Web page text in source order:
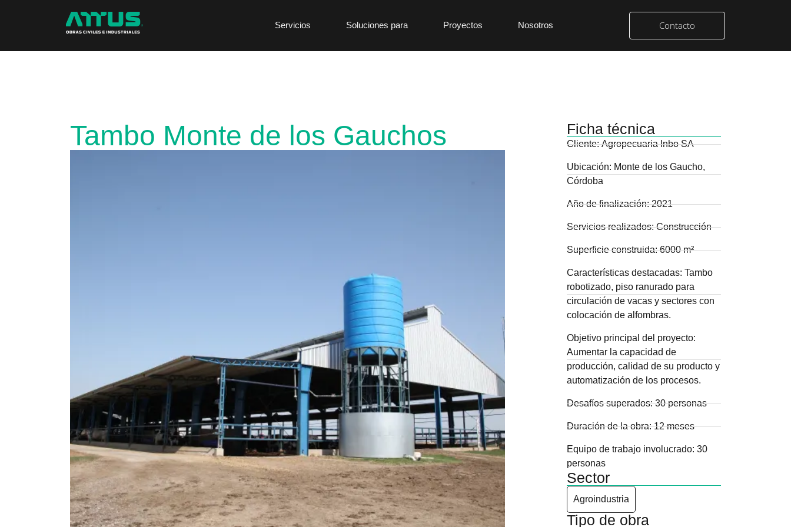
Servicios Soluciones para Proyectos Nosotros Contacto
Tambo Monte de los Gauchos Ficha técnica
Cliente:Agropecuaria Inbo SA
Ubicación: Monte de los Gaucho,
Córdoba
Año de finalización:2021
Servicios realizados:Construcción
Superficie construida:6000 m²
Características destacadas:Tambo
robotizado, piso ranurado para
circulación de vacas y sectores con
colocación de alfombras.
Objetivo principal del proyecto:
Aumentar la capacidad de
producción, calidad de su producto y
automatización de los procesos.
Desafíos superados:30 personas
Duración de la obra:12 meses
Equipo de trabajo involucrado:30
personas
Sector
Agroindustria
Tipo de obra